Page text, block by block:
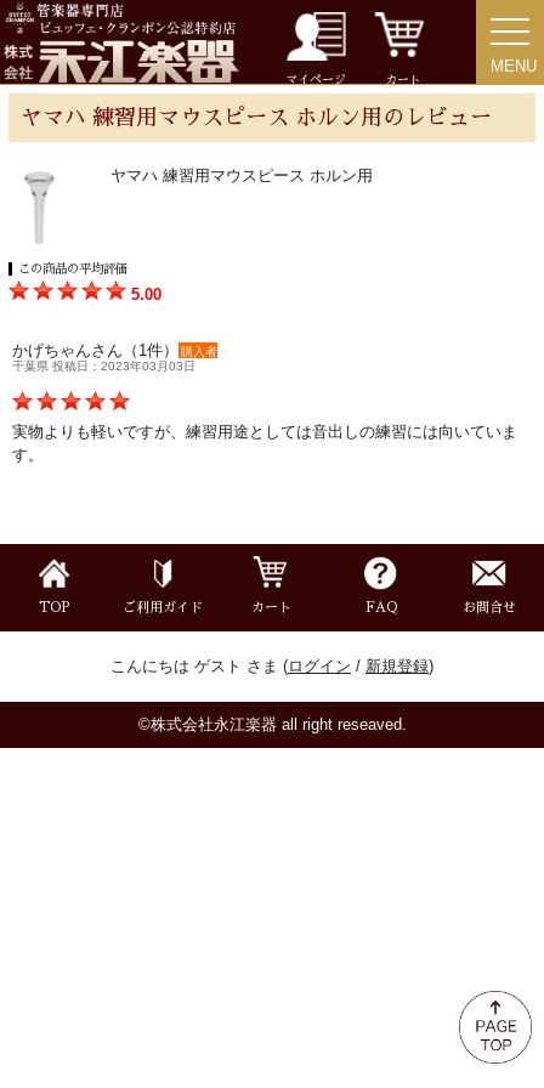
マイページ カート
MENU
MENU
ヤマハ 練習用マウスピース ホルン用のレビュー
ヤマハ 練習用マウスピース ホルン用
この商品の平均評価
5.00
かげちゃんさん（1件）
購入者
千葉県 投稿日：2023年03月03日
実物よりも軽いですが、練習用途としては音出しの練習には向いていま
す。
TOP ご利用ガイド カート FAQ お問合せ
こんにちは ゲスト さま (ログイン / 新規登録)
©株式会社永江楽器 all right reseaved.
チューバ
リード＆リードケース
マウスピース＆ポーチ
リガチャー＆キャップ
ミュート
楽器ケース＆ケースカバー
楽器スタンド